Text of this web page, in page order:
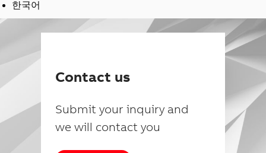
한국어
Contact us
Submit your inquiry and
we will contact you